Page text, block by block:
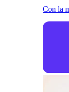
Con la